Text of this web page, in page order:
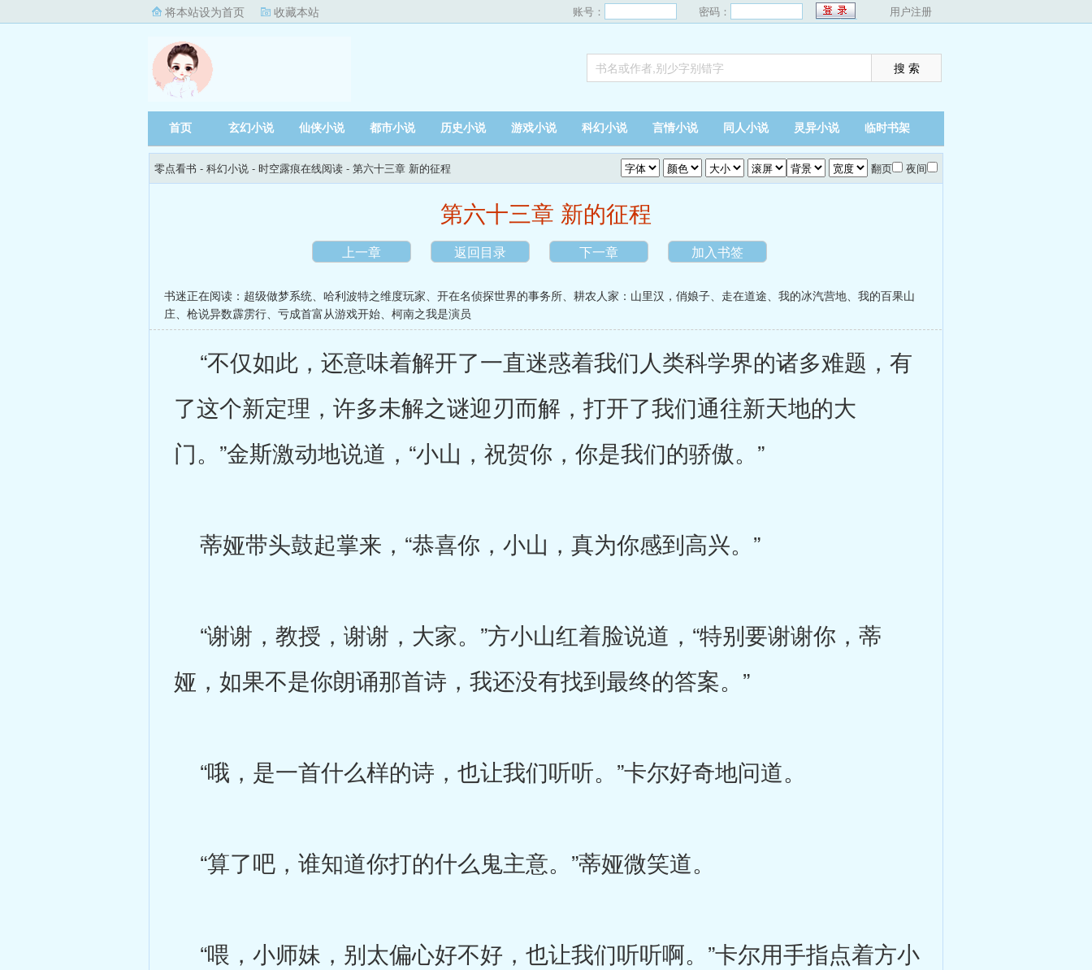
将本站设为首页 收藏本站 账号： 密码： 用户注册
首页 玄幻小说 仙侠小说 都市小说 历史小说 游戏小说 科幻小说 言情小说 同人小说 灵异小说 临时书架
零点看书 - 科幻小说 - 时空露痕在线阅读 - 第六十三章 新的征程 翻页 夜间
第六十三章 新的征程
上一章 返回目录 下一章 加入书签
书迷正在阅读： 超级做梦系统、 哈利波特之维度玩家、 开在名侦探世界的事务所、 耕农人家：山里汉，俏娘子、 走在道途、 我的冰汽营地、 我的百果山
庄、 枪说异数霹雳行、 亏成首富从游戏开始、 柯南之我是演员
“不仅如此，还意味着解开了一直迷惑着我们人类科学界的诸多难题，有
了这个新定理，许多未解之谜迎刃而解，打开了我们通往新天地的大
门。”金斯激动地说道，“小山，祝贺你，你是我们的骄傲。”
蒂娅带头鼓起掌来，“恭喜你，小山，真为你感到高兴。”
“谢谢，教授，谢谢，大家。”方小山红着脸说道，“特别要谢谢你，蒂
娅，如果不是你朗诵那首诗，我还没有找到最终的答案。”
“哦，是一首什么样的诗，也让我们听听。”卡尔好奇地问道。
“算了吧，谁知道你打的什么鬼主意。”蒂娅微笑道。
“喂，小师妹，别太偏心好不好，也让我们听听啊。”卡尔用手指点着方小